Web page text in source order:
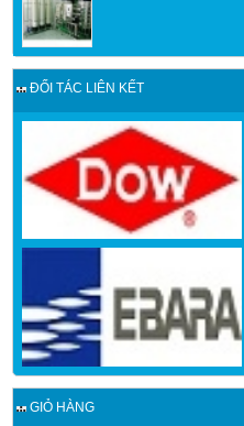
ĐỐI TÁC LIÊN KẾT
GIỎ HÀNG